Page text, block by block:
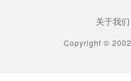
关于我们
Copyright ©